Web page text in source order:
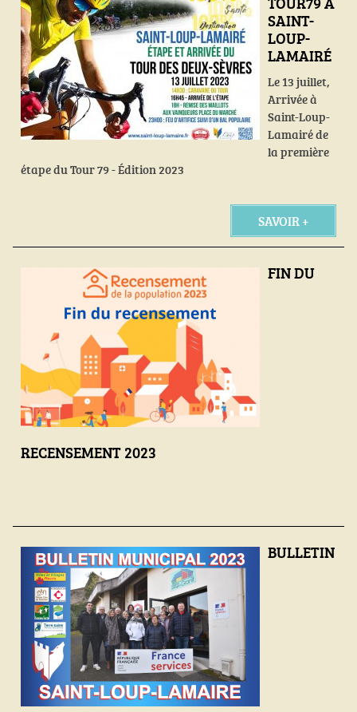
SAINT-
LOUP-
LAMAIRÉ
Le 13 juillet,
Arrivée à
Saint-Loup-
Lamairé de
la première
étape du Tour 79 - Édition 2023
SAVOIR +
FIN DU
RECENSEMENT 2023
BULLETIN